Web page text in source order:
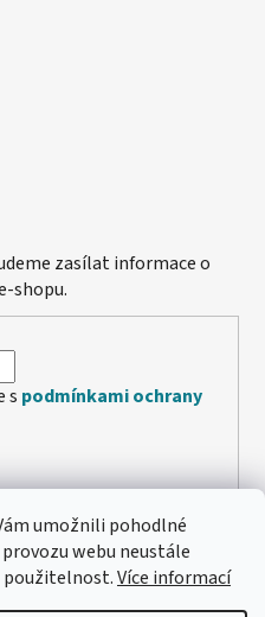
umožnili pohodlné
webu neustále
použitelnost.Více informací
zasílat informace o
shopu.
s podmínkami ochrany